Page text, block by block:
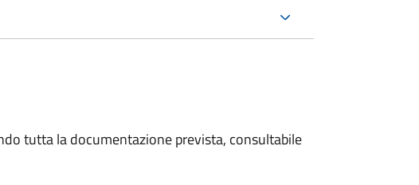
tutta la documentazione prevista, consultabile